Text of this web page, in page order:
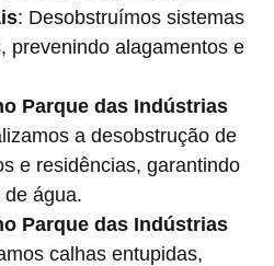
: Desobstruímos sistemas
prevenindo alagamentos e
Parque das Indústrias
a desobstrução de
e residências, garantindo
água.
Parque das Indústrias
calhas entupidas,